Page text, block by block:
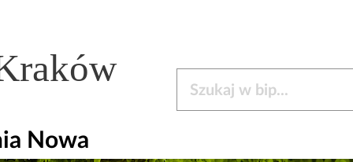
Nowa